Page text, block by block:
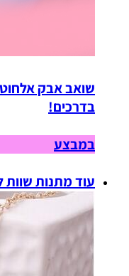
שואב אבק
בדרכים!
במבצע
עוד מתנות שוות